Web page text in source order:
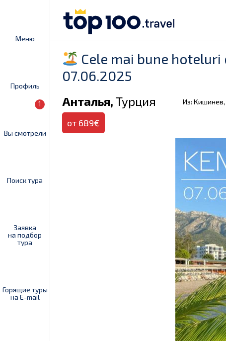
Меню
Профиль
Вы смотрели
1
Поиск тура
Заявка
на подбор
тура
Горящие туры
на E-mail
Cele mai bune hoteluri
07.06.2025
Анталья, Турция Из:
от 689€